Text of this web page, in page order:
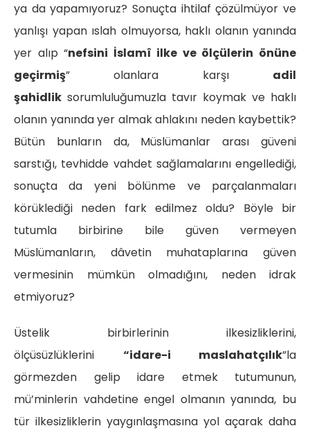
ya da yapamıyoruz? Sonuçta ihtilaf çözülmüyor ve
yanlışı yapan ıslah olmuyorsa, haklı olanın yanında
yer alıp “nefsini İslamî ilke ve ölçülerin önüne
geçirmiş” olanlara karşı adil
şahidlik sorumluluğumuzla tavır koymak ve haklı
olanın yanında yer almak ahlakını neden kaybettik?
Bütün bunların da, Müslümanlar arası güveni
sarstığı, tevhidde vahdet sağlamalarını engellediği,
sonuçta da yeni bölünme ve parçalanmaları
körüklediği neden fark edilmez oldu? Böyle bir
tutumla birbirine bile güven vermeyen
Müslümanların, dâvetin muhataplarına güven
vermesinin mümkün olmadığını, neden idrak
etmiyoruz?
Üstelik birbirlerinin ilkesizliklerini,
ölçüsüzlüklerini “idare-i maslahatçılık”la
görmezden gelip idare etmek tutumunun,
mü’minlerin vahdetine engel olmanın yanında, bu
tür ilkesizliklerin yaygınlaşmasına yol açarak daha